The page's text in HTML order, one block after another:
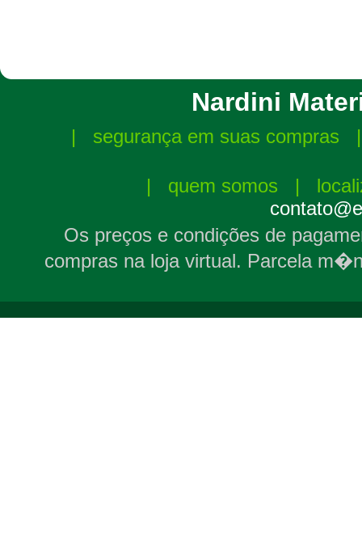
Nardini
| segurança em suas compras
| quem somos |
Os preços e condições de
compras na loja virtual. Parcela